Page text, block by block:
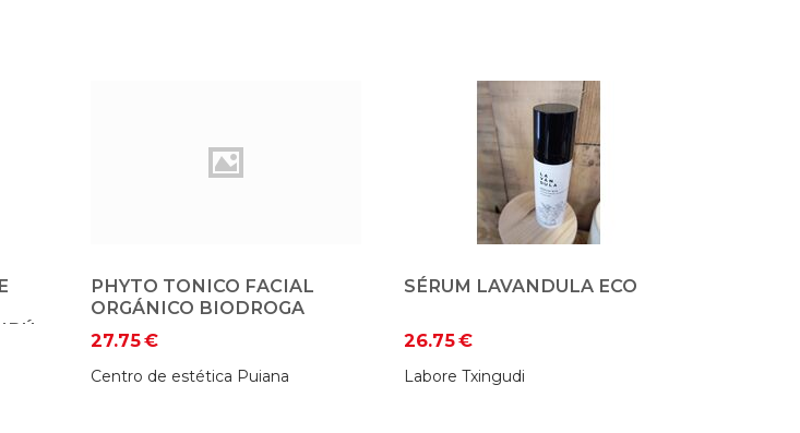
PHYTO TONICO FACIAL
ORGÁNICO BIODROGA
27.75€
Centro de estética Puiana
SÉRUM LAVANDULA ECO
26.75€
Labore Txingudi